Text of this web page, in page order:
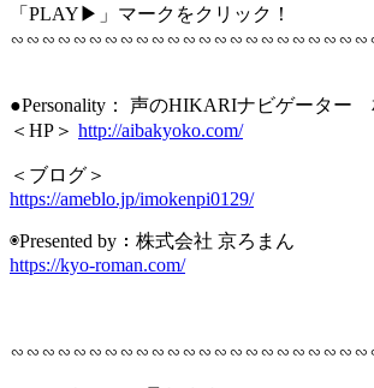
「PLAY▶」マークをクリック！
●Personality： 声のHIKARIナビゲーター
＜HP＞ http://aibakyoko.com/
＜ブログ＞
https://ameblo.jp/imokenpi0129/
◉Presented by：株式会社 京ろまん
https://kyo-roman.com/